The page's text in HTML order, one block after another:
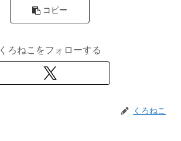
コピー
くろねこをフォローする
くろねこ